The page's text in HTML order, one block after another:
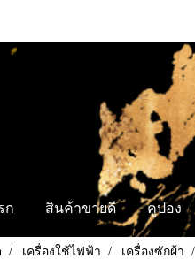
ก สินค้าขายดี คูปอง
เครื่องใช้ไฟฟ้า เครื่องซักผ้า